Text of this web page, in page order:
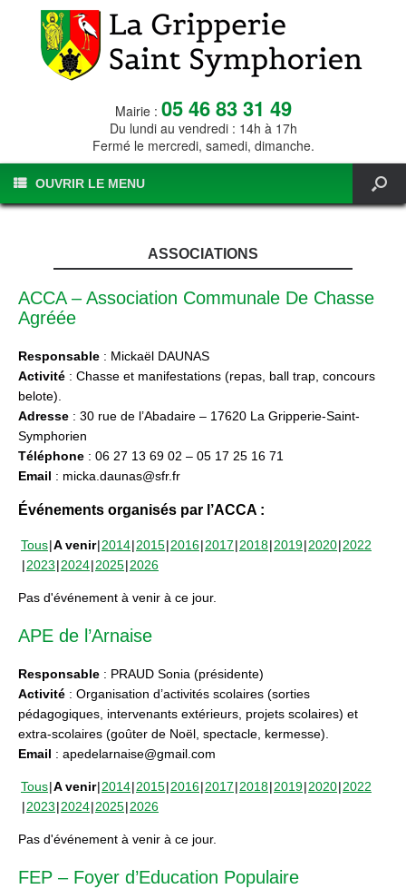
Mairie : 05 46 83 31 49
Du lundi au vendredi : 14h à 17h
Fermé le mercredi, samedi, dimanche.
OUVRIR LE MENU
ASSOCIATIONS
ACCA – Association Communale De Chasse
Agréée
Responsable : Mickaël DAUNAS
Activité : Chasse et manifestations (repas, ball trap, concours
belote).
Adresse : 30 rue de l’Abadaire – 17620 La Gripperie-Saint-
Symphorien
Téléphone : 06 27 13 69 02 – 05 17 25 16 71
Email : micka.daunas@sfr.fr
Événements organisés par l’ACCA :
Tous A venir 2014 2015 2016 2017 2018 2019 2020 2022
2023 2024 2025 2026
Pas d'événement à venir à ce jour.
APE de l’Arnaise
Responsable : PRAUD Sonia (présidente)
Activité : Organisation d’activités scolaires (sorties
pédagogiques, intervenants extérieurs, projets scolaires) et
extra-scolaires (goûter de Noël, spectacle, kermesse).
Email : apedelarnaise@gmail.com
Tous A venir 2014 2015 2016 2017 2018 2019 2020 2022
2023 2024 2025 2026
Pas d'événement à venir à ce jour.
FEP – Foyer d’Education Populaire